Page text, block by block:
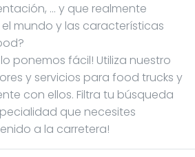
… y que realmente
mundo y las características
lo ponemos fácil! Utiliza nuestro
y servicios para food trucks y
con ellos. Filtra tu búsqueda
que necesites
a la carretera!